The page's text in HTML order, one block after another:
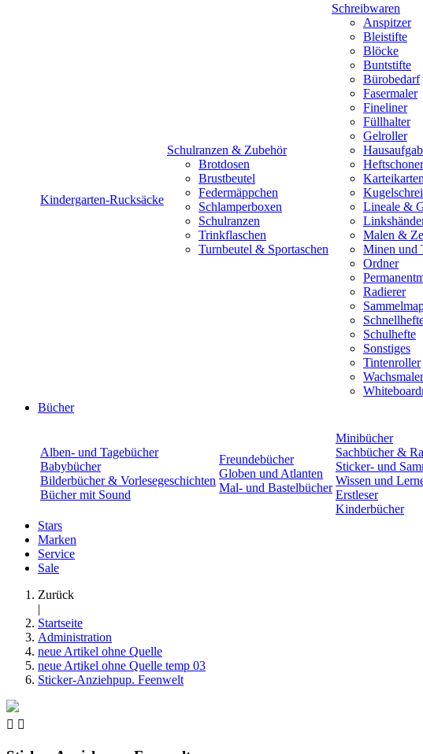
Kindergarten-Rucksäcke
Schulranzen & Zubehör
Brotdosen
Brustbeutel
Federmäppchen
Schlamperboxen
Schulranzen
Trinkflaschen
Turnbeutel & Sportaschen
Schreibwaren
Anspitzer
Bleistifte
Blöcke
Buntstifte
Bürobedarf
Fasermaler
Fineliner
Füllhalter
Gelroller
Heftschoner
Karteikarten
Lineale &
Malen &
Minen und
Ordner
Radierer
Schulhefte
Sonstiges
Tintenroller
Wachsmaler
Bücher
Alben- und Tagebücher
Babybücher
Bilderbücher & Vorlesegeschichten
Bücher mit Sound
Freundebücher
Globen und Atlanten
Mal- und Bastelbücher
Minibücher
Sachbücher &
Sticker- und
Wissen und
Erstleser
Kinderbücher
Stars
Marken
Service
Sale
Zurück
|
Startseite
Administration
neue Artikel ohne Quelle
neue Artikel ohne Quelle temp 03
Sticker-Anziehpup. Feenwelt
 